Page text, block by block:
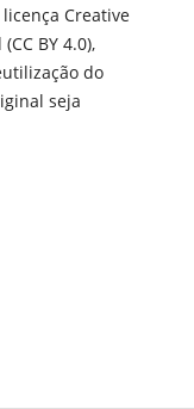
Creative
BY 4.0),
do
seja